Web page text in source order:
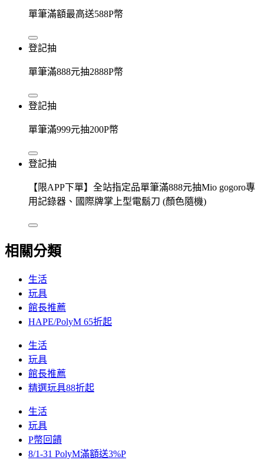
單筆滿額最高送588P幣
登記抽
單筆滿888元抽2888P幣
登記抽
單筆滿999元抽200P幣
登記抽
【限APP下單】全站指定品單筆滿888元抽Mio gogoro專
用記錄器、國際牌掌上型電鬍刀 (顏色隨機)
相關分類
生活
玩具
館長推薦
HAPE/PolyM 65折起
生活
玩具
館長推薦
精選玩具88折起
生活
玩具
P幣回饋
8/1-31 PolyM滿額送3%P